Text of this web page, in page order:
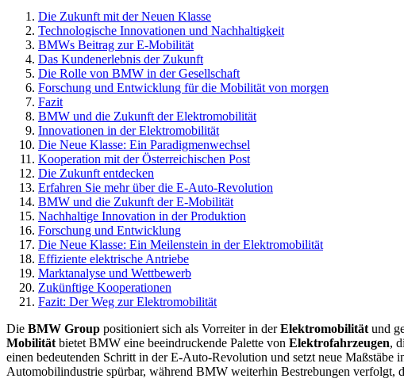
Die Zukunft mit der Neuen Klasse
Technologische Innovationen und Nachhaltigkeit
BMWs Beitrag zur E-Mobilität
Das Kundenerlebnis der Zukunft
Die Rolle von BMW in der Gesellschaft
Forschung und Entwicklung für die Mobilität von morgen
Fazit
BMW und die Zukunft der Elektromobilität
Innovationen in der Elektromobilität
Die Neue Klasse: Ein Paradigmenwechsel
Kooperation mit der Österreichischen Post
Die Zukunft entdecken
Erfahren Sie mehr über die E-Auto-Revolution
BMW und die Zukunft der E-Mobilität
Nachhaltige Innovation in der Produktion
Forschung und Entwicklung
Die Neue Klasse: Ein Meilenstein in der Elektromobilität
Effiziente elektrische Antriebe
Marktanalyse und Wettbewerb
Zukünftige Kooperationen
Fazit: Der Weg zur Elektromobilität
Die BMW Group positioniert sich als Vorreiter in derElektromobilität und
Mobilität bietet BMW eine beeindruckende Palette von Elektrofahrzeugen,
einen bedeutenden Schritt in der E-Auto-Revolution und setzt neue Maßstäbe
Automobilindustrie spürbar, während BMW weiterhin Bestrebungen verfolgt,